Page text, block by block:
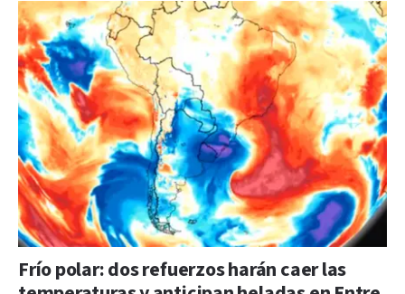
Frío polar: dos refuerzos harán caer las